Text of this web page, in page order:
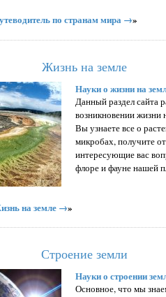
по странам мира →»
Жизнь на земле
Науки о жизни на
Данный раздел сайта
возникновении жизни
Вы узнаете все о
микробах, получите
интересующие вас
флоре и фауне нашей
на земле →»
Строение земли
Науки о строении
Основное, что мы